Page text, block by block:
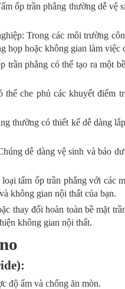
ốp trần phẳng thường dễ vệ
Trong các môi trường
họp hoặc không gian làm việc
trần phẳng có thể tạo ra một
che phủ các khuyết điểm
thường có thiết kế dễ dàng
dễ dàng vệ sinh và bảo
tấm ốp trần phẳng với các
không gian nội thất của bạn.
thay đổi hoàn toàn bề mặt
không gian nội thất.
độ ẩm và chống ăn mòn.